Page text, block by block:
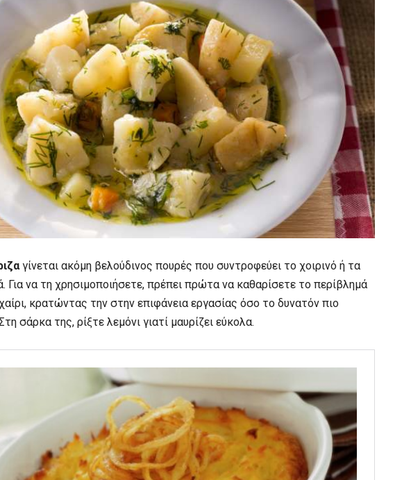
γίνεται ακόμη βελούδινος πουρές που συντροφεύει το χοιρινό ή τα
Για να τη χρησιμοποιήσετε, πρέπει πρώτα να καθαρίσετε το περίβλημά
κρατώντας την στην επιφάνεια εργασίας όσο το δυνατόν πιο
σάρκα της, ρίξτε λεμόνι γιατί μαυρίζει εύκολα.